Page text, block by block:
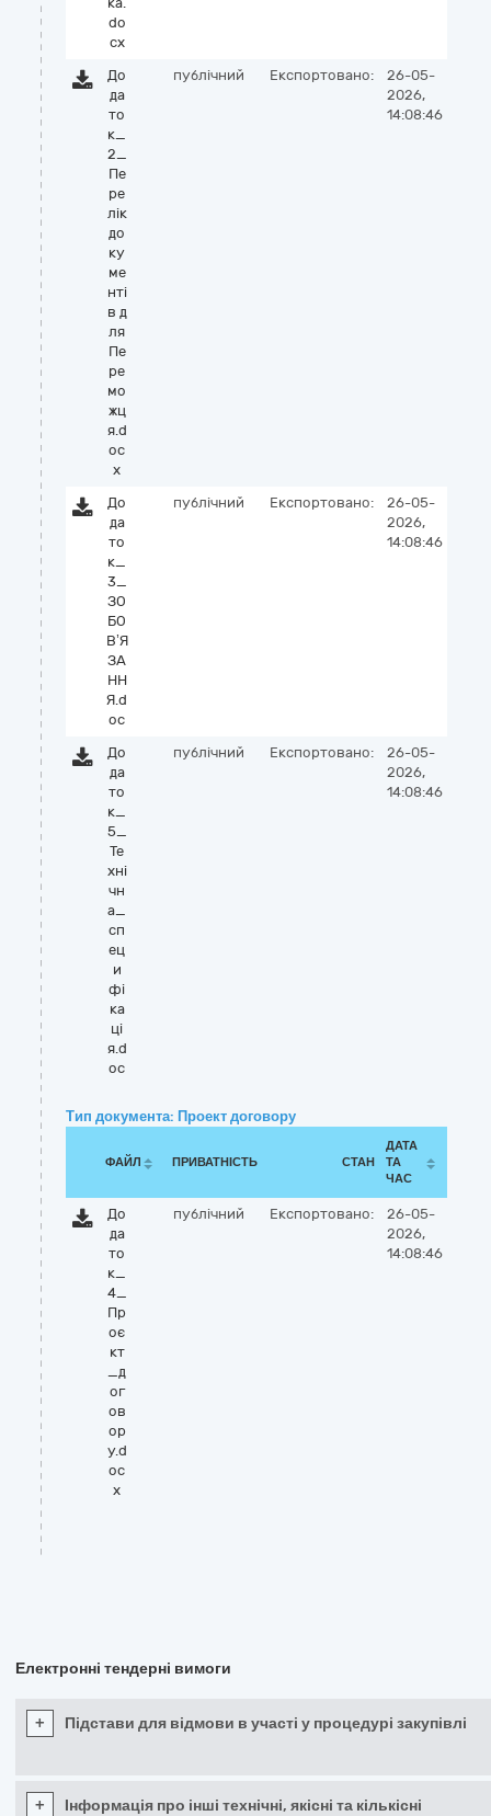
do
cx
До
да
то
к_
2_
Пе
ре
лік
до
ку
ме
нті
в д
ля
Пе
ре
мо
жц
я.d
oc
x
публічний Експортовано:
26-05-
2026,
14:08:46
До
да
то
к_
3_
ЗО
БО
В’Я
ЗА
НН
Я.d
oc
публічний Експортовано:
26-05-
2026,
14:08:46
До
да
то
к_
5_
Те
хні
чн
а_
сп
ец
и
фі
ка
ці
я.d
oc
публічний Експортовано:
26-05-
2026,
14:08:46
Тип документа: Проект договору
ФАЙЛ ПРИВАТНІСТЬ СТАН
ДАТА
ТА
ЧАС
До
да
то
к_
4_
Пр
оє
кт
_д
ог
ов
ор
у.d
oc
x
публічний Експортовано:
26-05-
2026,
14:08:46
Електронні тендерні вимоги
+ Підстави для відмови в участі у процедурі закупівлі
+
Інформація про інші технічні, якісні та кількісні